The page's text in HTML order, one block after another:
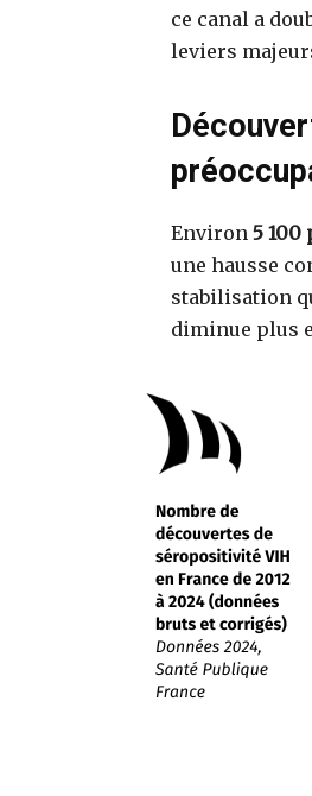
ce canal a
leviers
Environ 5 100
une hausse
stabilisation
diminue plus